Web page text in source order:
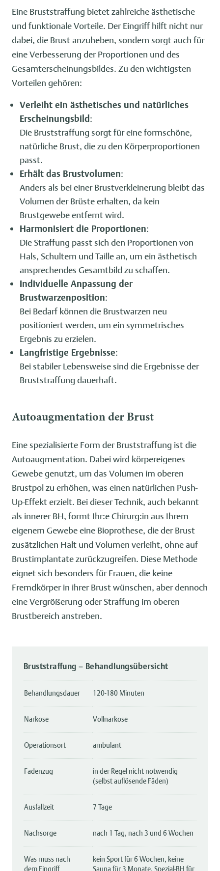
Eine Bruststraffung bietet zahlreiche ästhetische
und funktionale Vorteile. Der Eingriff hilft nicht nur
dabei, die Brust anzuheben, sondern sorgt auch für
eine Verbesserung der Proportionen und des
Gesamterscheinungsbildes. Zu den wichtigsten
Vorteilen gehören:
Verleiht ein ästhetisches und natürliches
Erscheinungsbild :
Die Bruststraffung sorgt für eine formschöne,
natürliche Brust, die zu den Körperproportionen
passt.
Erhält das Brustvolumen:
Anders als bei einer Brustverkleinerung bleibt das
Volumen der Brüste erhalten, da kein
Brustgewebe entfernt wird.
Harmonisiert die Proportionen:
Die Straffung passt sich den Proportionen von
Hals, Schultern und Taille an, um ein ästhetisch
ansprechendes Gesamtbild zu schaffen.
Individuelle Anpassung der
Brustwarzenposition:
Bei Bedarf können die Brustwarzen neu
positioniert werden, um ein symmetrisches
Ergebnis zu erzielen.
Langfristige Ergebnisse:
Bei stabiler Lebensweise sind die Ergebnisse der
Bruststraffung dauerhaft.
Autoaugmentation der Brust
Eine spezialisierte Form der Bruststraffung ist die
Autoaugmentation. Dabei wird körpereigenes
Gewebe genutzt, um das Volumen im oberen
Brustpol zu erhöhen, was einen natürlichen Push-
Up-Effekt erzielt. Bei dieser Technik, auch bekannt
als innerer BH, formt Ihr:e Chirurg:in aus Ihrem
eigenem Gewebe eine Bioprothese, die der Brust
zusätzlichen Halt und Volumen verleiht, ohne auf
Brustimplantate zurückzugreifen. Diese Methode
eignet sich besonders für Frauen, die keine
Fremdkörper in ihrer Brust wünschen, aber dennoch
eine Vergrößerung oder Straffung im oberen
Brustbereich anstreben.
Bruststraffung – Behandlungsübersicht
Behandlungsdauer 120-180 Minuten
Narkose Vollnarkose
Operationsort ambulant
Fadenzug
in der Regel nicht notwendig
(selbst auflösende Fäden)
Ausfallzeit 7 Tage
Nachsorge nach 1 Tag, nach 3 und 6 Wochen
Was muss nach
dem Eingriff
kein Sport für 6 Wochen, keine
Sauna für 3 Monate, Spezial-BH für